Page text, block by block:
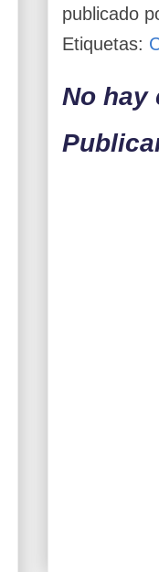
publicado
Etiquetas:
No hay